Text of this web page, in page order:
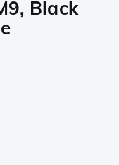
Black